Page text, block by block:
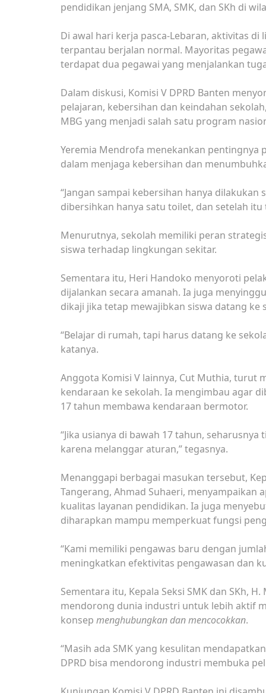
pendidikan jenjang SMA, SMK, dan SKh di
Di awal hari kerja pasca-Lebaran, aktivitas
terpantau berjalan normal. Mayoritas
terdapat dua pegawai yang menjalankan
Dalam diskusi, Komisi V DPRD Banten
pelajaran, kebersihan dan keindahan
MBG yang menjadi salah satu program
Yeremia Mendrofa menekankan pentingnya
dalam menjaga kebersihan dan
“Jangan sampai kebersihan hanya
dibersihkan hanya satu toilet, dan setelah
Menurutnya, sekolah memiliki peran
siswa terhadap lingkungan sekitar.
Sementara itu, Heri Handoko menyoroti
dijalankan secara amanah. Ia juga
dikaji jika tetap mewajibkan siswa datang ke
“Belajar di rumah, tapi harus datang ke
katanya.
Anggota Komisi V lainnya, Cut Muthia, turut
kendaraan ke sekolah. Ia mengimbau agar
17 tahun membawa kendaraan bermotor.
“Jika usianya di bawah 17 tahun,
karena melanggar aturan,” tegasnya.
Menanggapi berbagai masukan tersebut,
Tangerang, Ahmad Suhaeri,
kualitas layanan pendidikan. Ia juga
diharapkan mampu memperkuat fungsi
“Kami memiliki pengawas baru dengan
meningkatkan efektivitas pengawasan dan
Sementara itu, Kepala Seksi SMK dan SKh,
mendorong dunia industri untuk lebih aktif
konsep menghubungkan dan mencocokkan.
“Masih ada SMK yang kesulitan
DPRD bisa mendorong industri membuka